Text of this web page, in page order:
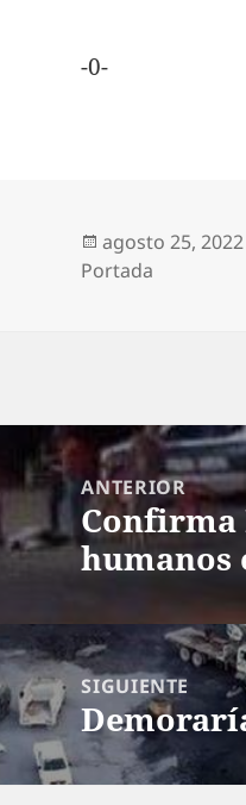
-0-
Publicado
el
agosto 25, 2022
Portada
Navegación
de
entradas
ANTERIOR
Entrada
anterior:
Confirma
humanos
SIGUIENTE
Siguiente
entrada: